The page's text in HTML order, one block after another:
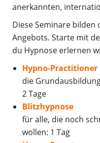
anerkannten,
Diese Seminare bilden
Angebots. Starte mit
du Hypnose erlernen
Hypno-Practitioner
die
2 Tage
Blitzhypnose
für alle, die noch
wollen: 1 Tag